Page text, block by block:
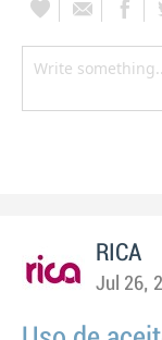
RICA
Jul 26,